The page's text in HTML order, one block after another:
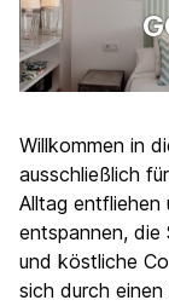
Willkommen in
ausschließlich
Alltag entfliehen
entspannen, die
und köstliche
sich durch